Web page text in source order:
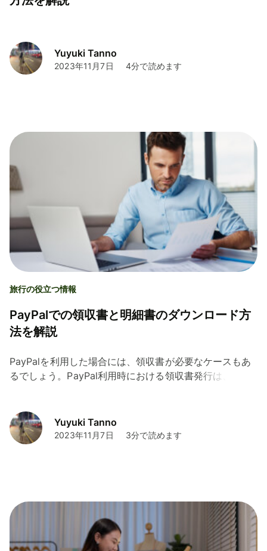
Yuyuki Tanno
2023年11月7日 4分で読めます
旅行の役立つ情報
PayPalでの領収書と明細書のダウンロード方
法を解説
PayPalを利用した場合には、領収書が必要なケースもあ
るでしょう。PayPal利用時における領収書発行は、
関して解説します。
Yuyuki Tanno
2023年11月7日 3分で読めます